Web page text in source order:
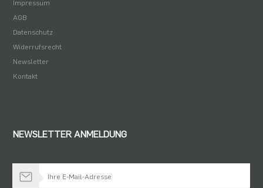
Impressum
AGB
Datenschutz
Widerrufsrecht
Newsletter
Kontakt
NEWSLETTER ANMELDUNG